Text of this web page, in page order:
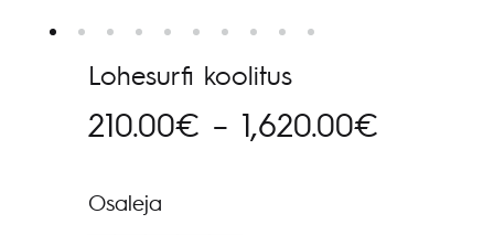
Lohesurfi koolitus
210.00€ – 1,620.00€
Osaleja